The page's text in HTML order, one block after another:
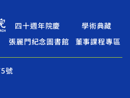
四十週年院慶
學術典藏
張麗門紀念圖書館
董事課程專區
號